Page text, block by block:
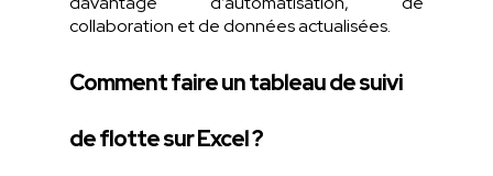
collaboration et de donnéesactualisées.
Comment faire un tableau de suivi
de flotte sur Excel ?